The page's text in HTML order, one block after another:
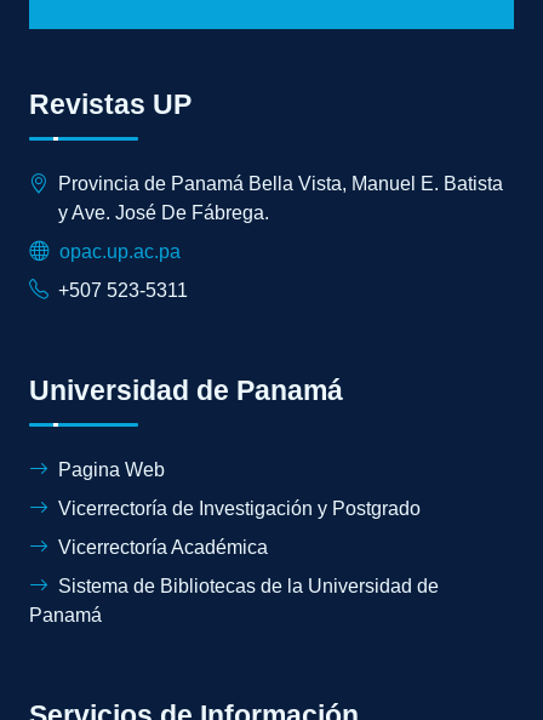
Revistas UP
Provincia de Panamá Bella Vista, Manuel E. Batista
y Ave. José De Fábrega.
opac.up.ac.pa
+507 523-5311
Universidad de Panamá
Pagina Web
Vicerrectoría de Investigación y Postgrado
Vicerrectoría Académica
Sistema de Bibliotecas de la Universidad de
Panamá